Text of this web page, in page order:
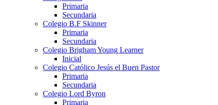
Primaria
Secundaria
Colegio B.F Skinner
Primaria
Secundaria
Colegio Brigham Young Learner
Inicial
Colegio Católico Jesús el Buen Pastor
Primaria
Secundaria
Colegio Lord Byron
Primaria